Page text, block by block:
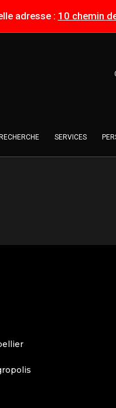
adresse : 10 chemin
RECHERCHE SERVICES